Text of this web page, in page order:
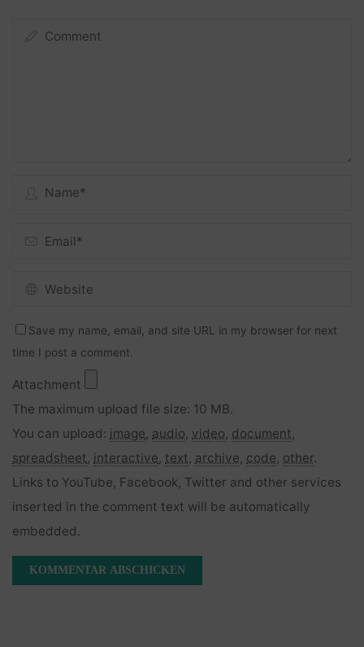
Save my name, email, and site URL in my browser for next
time I post a comment.
Attachment
The maximum upload file size: 10 MB.
You can upload: image, audio, video, document,
spreadsheet, interactive, text, archive, code, other.
Links to YouTube, Facebook, Twitter and other services
inserted in the comment text will be automatically
embedded.